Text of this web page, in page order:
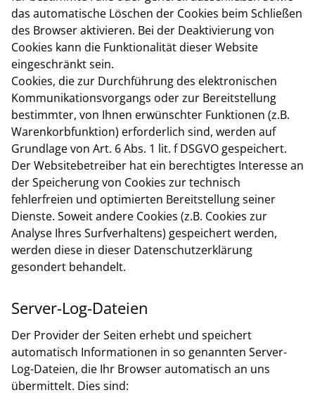
das automatische Löschen der Cookies beim Schließen
des Browser aktivieren. Bei der Deaktivierung von
Cookies kann die Funktionalität dieser Website
eingeschränkt sein.
Cookies, die zur Durchführung des elektronischen
Kommunikationsvorgangs oder zur Bereitstellung
bestimmter, von Ihnen erwünschter Funktionen (z.B.
Warenkorbfunktion) erforderlich sind, werden auf
Grundlage von Art. 6 Abs. 1 lit. f DSGVO gespeichert.
Der Websitebetreiber hat ein berechtigtes Interesse an
der Speicherung von Cookies zur technisch
fehlerfreien und optimierten Bereitstellung seiner
Dienste. Soweit andere Cookies (z.B. Cookies zur
Analyse Ihres Surfverhaltens) gespeichert werden,
werden diese in dieser Datenschutzerklärung
gesondert behandelt.
Server-Log-Dateien
Der Provider der Seiten erhebt und speichert
automatisch Informationen in so genannten Server-
Log-Dateien, die Ihr Browser automatisch an uns
übermittelt. Dies sind: